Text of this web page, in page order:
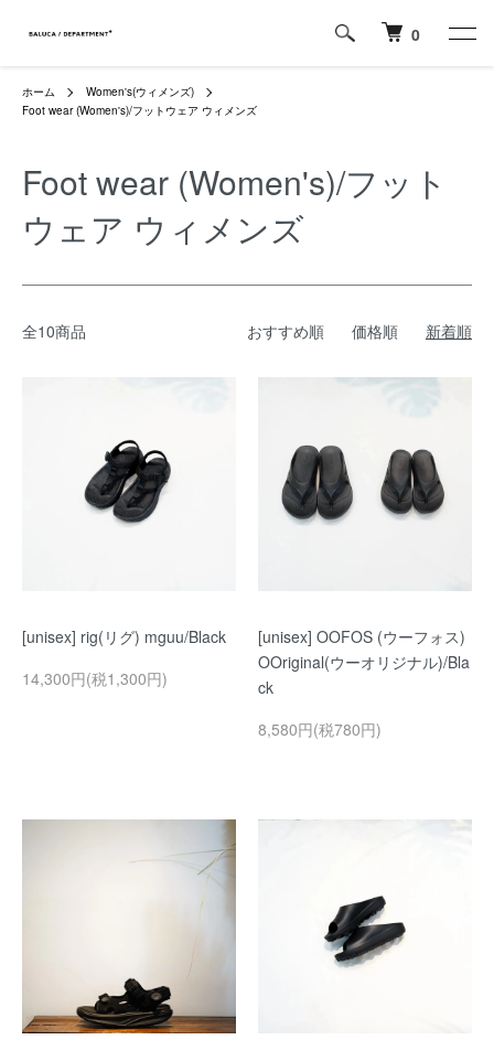
0
ホーム
Women's(ウィメンズ)
Foot wear (Women's)/フットウェア ウィメンズ
Foot wear (Women's)/フット
ウェア ウィメンズ
全10商品 おすすめ順 価格順 新着順
[unisex] rig(リグ) mguu/Black
14,300円(税1,300円)
[unisex] OOFOS (ウーフォス)
OOriginal(ウーオリジナル)/Bla
ck
8,580円(税780円)